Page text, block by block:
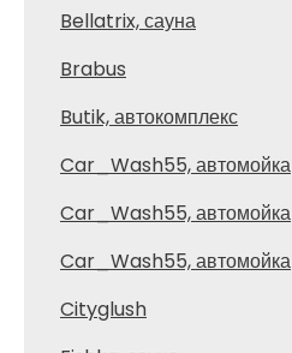
Bellatrix, сауна
Brabus
Butik, автокомплекс
Car_Wash55, автомойка
Car_Wash55, автомойка
Car_Wash55, автомойка
Cityglush